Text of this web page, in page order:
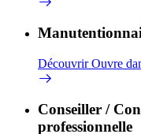
DécouvrirOuvre
Conseiller /
professionnelle